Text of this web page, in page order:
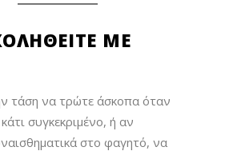
ΜΕ
τάση να τρώτε άσκοπα όταν
συγκεκριμένο, ή αν
στο φαγητό, να